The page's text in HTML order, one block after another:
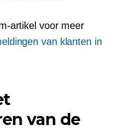
artikel voor meer
van klanten in
van de